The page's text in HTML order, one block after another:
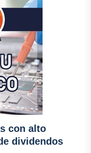
con alto
dividendos